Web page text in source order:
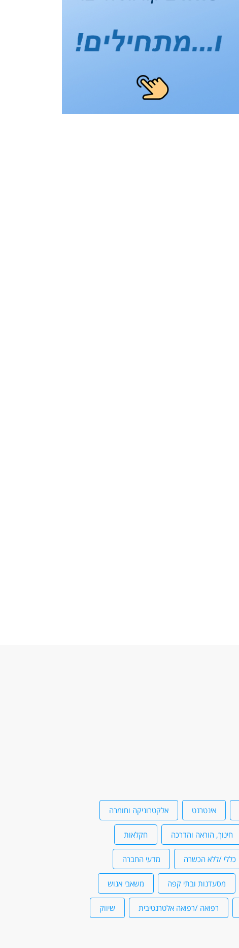
אינטרנט אלקטרוניקה וחומרה
חינוך, הוראה והדרכה חקלאות
כללי /ללא הכשרה מדעי החברה
מסעדנות ובתי קפה משאבי אנוש
רפואה /רפואה אלטרנטיבית שיווק